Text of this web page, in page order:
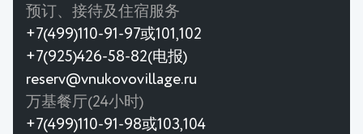
预订、接待及住宿服务
+7(499)110-91-97或101,102
+7(925)426-58-82(电报)
reserv@vnukovovillage.ru
万基餐厅(24小时)
+7(499)110-91-98或103,104